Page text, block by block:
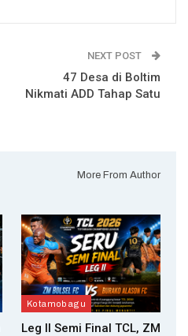
NEXT POST
47 Desa di Boltim
Nikmati ADD Tahap Satu
More From Author
Kotamobagu
Leg II Semi Final TCL, ZM